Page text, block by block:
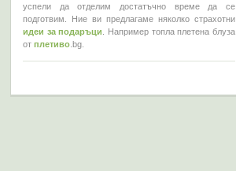
успели да отделим достатъчно време да се
подготвим. Ние ви предлагаме няколко страхотни
идеи за подаръци
. Например топла плетена блуза
от плетиво .bg.